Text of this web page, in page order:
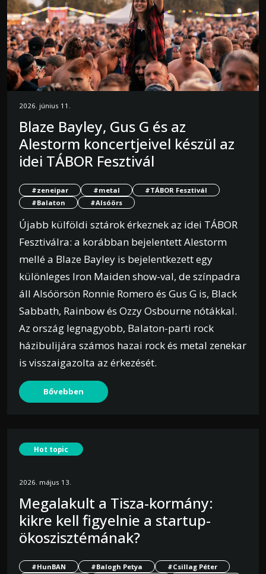
2026. június 11.
Blaze Bayley, Gus G és az
Alestorm koncertjeivel készül az
idei TÁBOR Fesztivál
#zeneipar #metal
#TÁBOR Fesztivál
#Balaton
#Alsóörs
Újabb külföldi sztárok érkeznek az idei TÁBOR
Fesztiválra: a korábban bejelentett Alestorm
mellé a Blaze Bayley is bejelentkezett egy
különleges Iron Maiden show-val, de színpadra
áll Alsóörsön Ronnie Romero és Gus G is, Black
Sabbath, Rainbow és Ozzy Osbourne nótákkal.
Az ország legnagyobb, Balaton-parti rock
házibulijára számos hazai rock és metal zenekar
is visszaigazolta az érkezését.
Bővebben
Hot topic
2026. május 13.
Megalakult a Tisza-kormány:
kikre kell figyelnie a startup-
ökoszisztémának?
#HunBAN #Balogh Petya
#Csillag Péter